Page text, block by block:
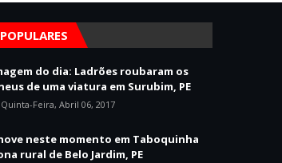
do dia: Ladrões roubaram os
de uma viatura em Surubim, PE
Quinta-Feira, Abril 06, 2017
neste momento em Taboquinha
rural de Belo Jardim, PE